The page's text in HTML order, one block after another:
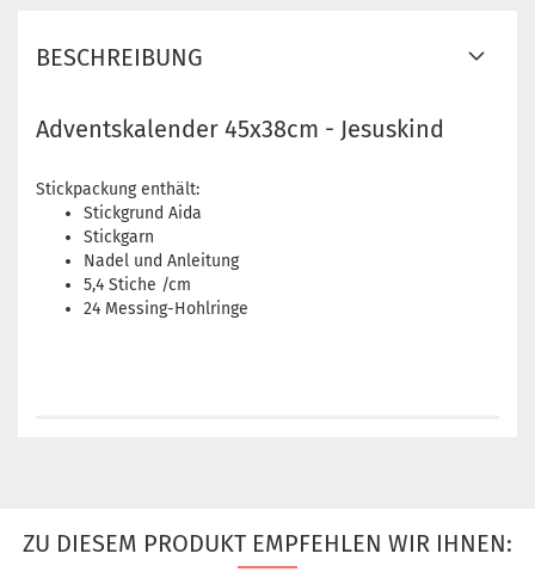
BESCHREIBUNG
Adventskalender 45x38cm - Jesuskind
Stickpackung enthält:
Stickgrund Aida
Stickgarn
Nadel und Anleitung
5,4 Stiche /cm
24 Messing-Hohlringe
ZU DIESEM PRODUKT EMPFEHLEN WIR IHNEN: